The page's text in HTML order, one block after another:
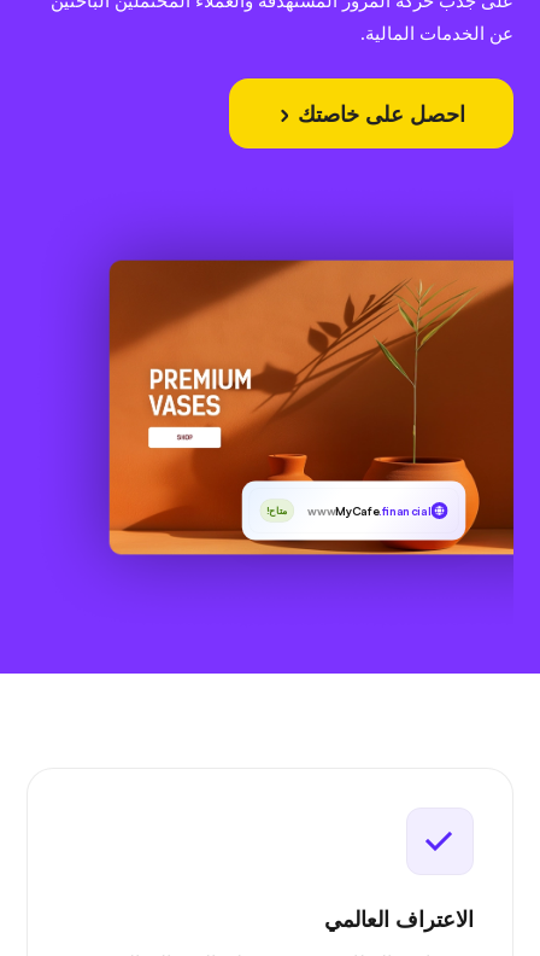
عن الخدمات المالية.
احصل على خاصتك
wwwMyCafe.financial متاح!
الاعتراف العالمي